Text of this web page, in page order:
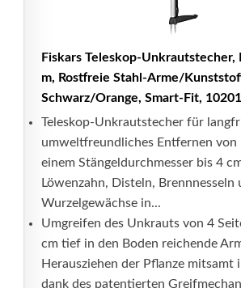
Fiskars Teleskop-Unkrautstecher,
m, Rostfreie Stahl-Arme/
Schwarz/Orange, Smart-Fit,
Teleskop-Unkrautstecher für
umweltfreundliches Entfernen
einem Stängeldurchmesser bis 4
Löwenzahn, Disteln, Brennnesseln
Wurzelgewächse in...
Umgreifen des Unkrauts von 4
cm tief in den Boden reichende
Herausziehen der Pflanze mitsamt
dank des patentierten